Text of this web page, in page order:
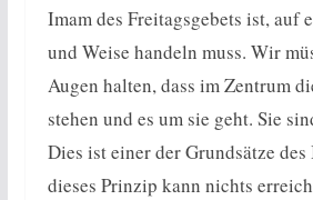
Imam des Freitagsgebets ist, auf
und Weise handeln muss. Wir
Augen halten, dass im Zentrum
stehen und es um sie geht. Sie
Dies ist einer der Grundsätze des
dieses Prinzip kann nichts